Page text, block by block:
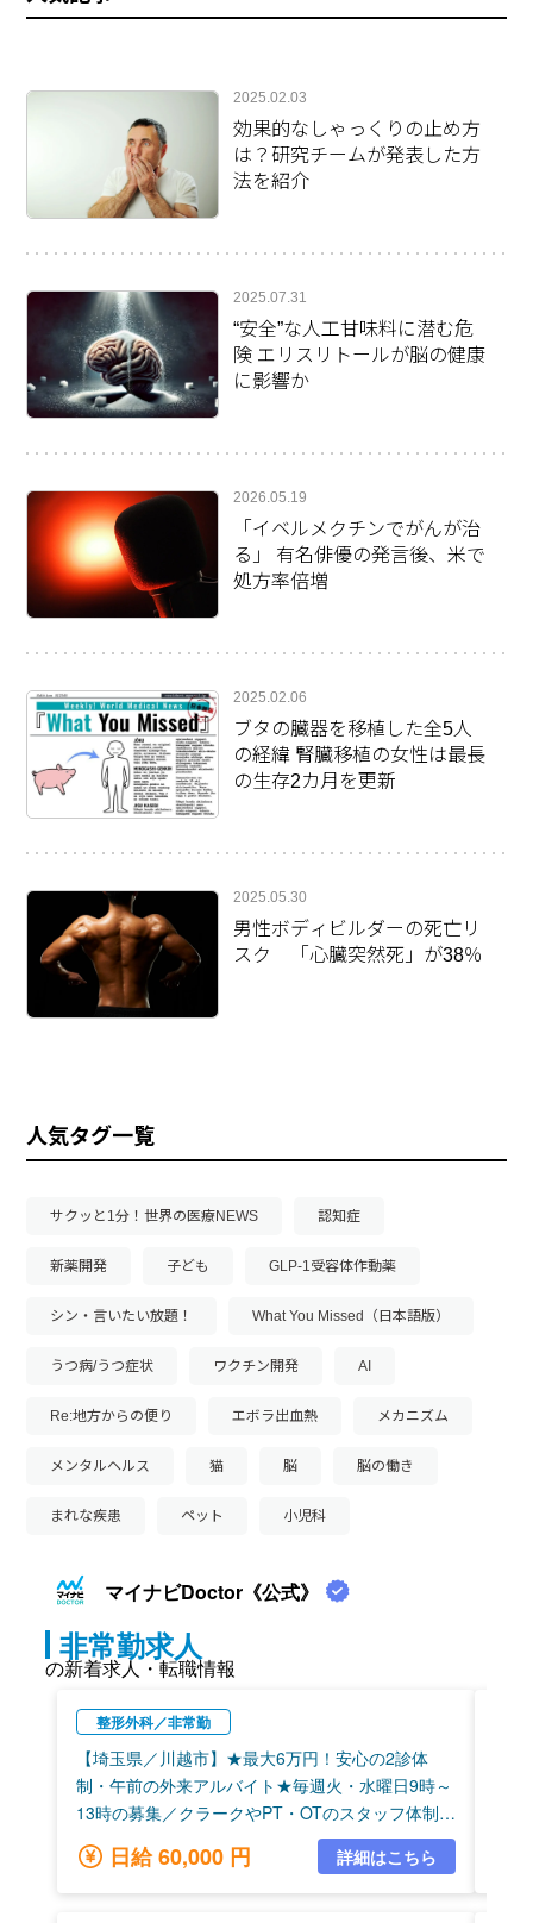
2025.02.03
効果的なしゃっくりの止め方
は？研究チームが発表した方
法を紹介
2025.07.31
“安全”な人工甘味料に潜む危
険 エリスリトールが脳の健康
に影響か
2026.05.19
「イベルメクチンでがんが治
る」 有名俳優の発言後、米で
処方率倍増
2025.02.06
ブタの臓器を移植した全5人
の経緯 腎臓移植の女性は最長
の生存2カ月を更新
2025.05.30
男性ボディビルダーの死亡リ
スク 「心臓突然死」が38％
人気タグ一覧
サクッと1分！世界の医療NEWS 認知症
新薬開発 子ども GLP-1受容体作動薬
シン・言いたい放題！ What You Missed（日本語版）
うつ病/うつ症状 ワクチン開発 AI
Re:地方からの便り エボラ出血熱 メカニズム
メンタルヘルス 猫 脳 脳の働き
まれな疾患 ペット 小児科